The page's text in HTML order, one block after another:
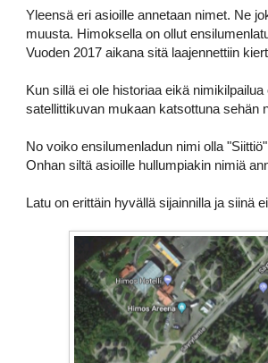
Yleensä eri asioille annetaan nimet. Ne
muusta. Himoksella on ollut
Vuoden 2017 aikana sitä laajennettiin
Kun sillä ei ole historiaa eikä
satellittikuvan mukaan katsottuna sehän
No voiko ensilumenladun nimi olla
Onhan siltä asioille hullumpiakin nimiä
Latu on erittäin hyvällä sijainnilla ja siinä